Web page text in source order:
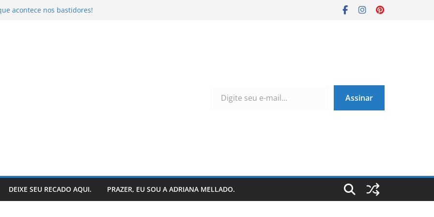
acontece nos bastidores!
Assinar
DEIXE SEU RECADO AQUI. PRAZER, EU SOU A ADRIANA MELLADO.